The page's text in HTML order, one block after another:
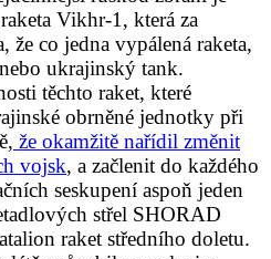
Vikhr-1, která za
že co jedna vypálená raketa,
ukrajinský tank.
těchto raket, které
obrněné jednotky při
že okamžitě nařídil změnit
vojsk, a začlenit do každého
seskupení aspoň jeden
střel SHORAD
raket středního doletu.